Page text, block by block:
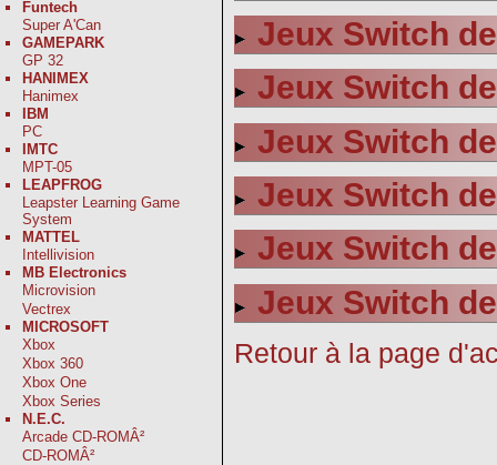
Funtech
Super A'Can
GAMEPARK
GP 32
HANIMEX
Hanimex
IBM
PC
IMTC
MPT-05
LEAPFROG
Leapster Learning Game
System
MATTEL
Intellivision
MB Electronics
Microvision
Vectrex
MICROSOFT
Xbox
Xbox 360
Xbox One
Xbox Series
N.E.C.
Arcade CD-ROMÂ²
CD-ROMÂ²
Jeux Switch
Jeux Switch
Jeux Switch
Jeux Switch
Jeux Switch
Jeux Switch
Retour à la page